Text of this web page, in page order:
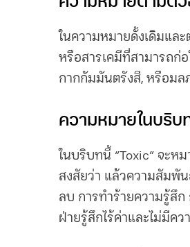
ในความหมายดั้งเดิมแล
หรือสารเคมีที่สามารถก่อ
กากกัมมันตรังสี, หรือมล
ความหมายในบริ
ในบริบทนี้ “Toxic” จะ
สงสัยว่า แล้วความสัมพั
ลบ การทำร้ายความรู้สึก
ฝ่ายรู้สึกไร้ค่าและไม่มีค